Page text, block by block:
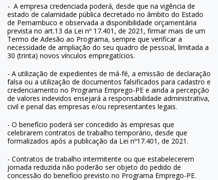
- A empresa credenciada poderá, desde que na vigência de
estado de calamidade pública decretado no âmbito do Estado
de Pernambuco e observada a disponibilidade orçamentária
prevista no art.13 da Lei nº 17.401, de 2021, firmar mais de um
Termo de Adesão ao Programa, sempre que verificar a
necessidade de ampliação do seu quadro de pessoal, limitada a
30 (trinta) novos vínculos empregatícios.
- A utilização de expedientes de má-fé, a emissão de declaração
falsa ou a utilização de documentos falsificados para cadastro e
credenciamento no Programa Emprego-PE e ainda a percepção
de valores indevidos ensejará a responsabilidade administrativa,
civil e penal das empresas e/ou representantes legais.
- O benefício poderá ser concedido às empresas que
celebrarem contratos de trabalho temporário, desde que
formalizados após a publicação da Lei nº17.401, de 2021.
- Contratos de trabalho intermitente ou que estabelecerem
jornada reduzida não poderão ser objeto do pedido de
concessão do benefício previsto no Programa Emprego-PE.